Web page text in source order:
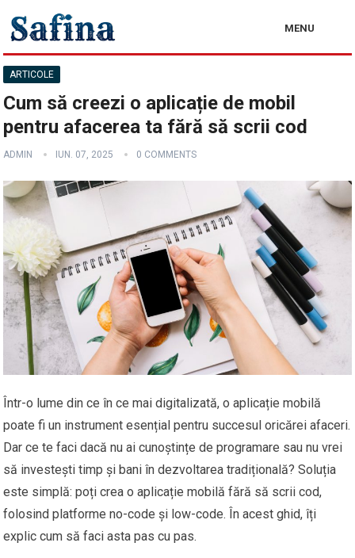
MENU
ARTICOLE
Cum să creezi o aplicație de mobil
pentru afacerea ta fără să scrii cod
ADMIN IUN. 07, 2025 0 COMMENTS
Într-o lume din ce în ce mai digitalizată, o aplicație mobilă
poate fi un instrument esențial pentru succesul oricărei afaceri.
Dar ce te faci dacă nu ai cunoștințe de programare sau nu vrei
să investești timp și bani în dezvoltarea tradițională? Soluția
este simplă: poți crea o aplicație mobilă fără să scrii cod,
folosind platforme no-code și low-code. În acest ghid, îți
explic cum să faci asta pas cu pas.